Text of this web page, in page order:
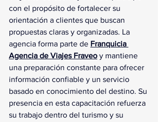
con el propósito de fortalecer su
orientación a clientes que buscan
propuestas claras y organizadas. La
agencia forma parte de Franquicia
Agencia de Viajes Fraveo y mantiene
una preparación constante para ofrecer
información confiable y un servicio
basado en conocimiento del destino. Su
presencia en esta capacitación refuerza
su trabajo dentro del turismo y su